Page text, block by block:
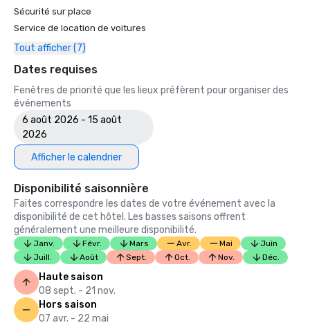
• Insidehook — Meilleur bar d'hôtel de SF
• SF Travel — Les hôtels de luxe les mieux notés à SF
2023
• Magazine de voyage et de loisirs - Meilleur hôtel de SF
Sécurité sur place
Service de location de voitures
Tout afficher (7)
Dates requises
Fenêtres de priorité que les lieux préfèrent pour organiser des
événements
6 août 2026 - 15 août
2026
Afficher le calendrier
Disponibilité saisonnière
Faites correspondre les dates de votre événement avec la
disponibilité de cet hôtel. Les basses saisons offrent
généralement une meilleure disponibilité.
Janv. Févr. Mars Avr. Mai
Juin
Juill.
Août Sept. Oct. Nov. Déc.
Haute saison
08 sept. - 21 nov.
Hors saison
07 avr. - 22 mai